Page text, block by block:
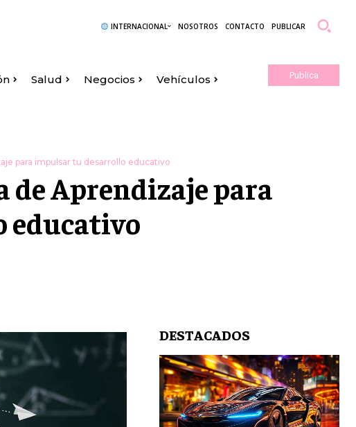
INTERNACIONAL NOSOTROS CONTACTO PUBLICAR
Salud Negocios Vehículos Publica
para impulsar tu desarrollo educativo
Aprendizaje para
educativo
DESTACADOS